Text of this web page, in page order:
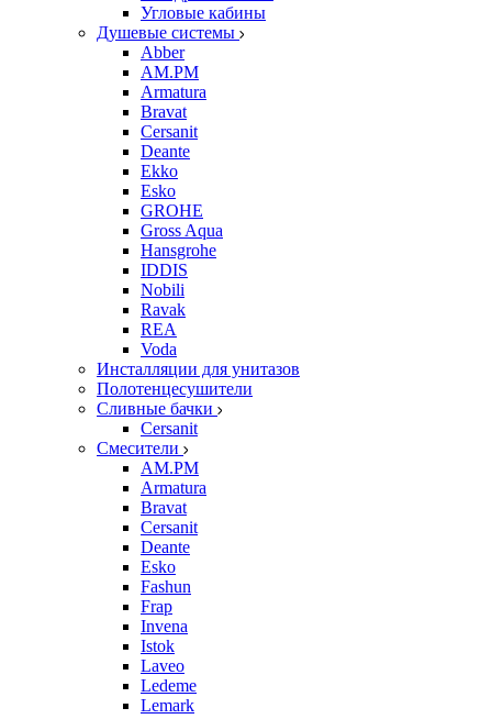
Угловые кабины
Душевые системы
Abber
AM.PM
Armatura
Bravat
Cersanit
Deante
Ekko
Esko
GROHE
Gross Aqua
Hansgrohe
IDDIS
Nobili
Ravak
REA
Voda
Инсталляции для унитазов
Полотенцесушители
Сливные бачки
Cersanit
Смесители
AM.PM
Armatura
Bravat
Cersanit
Deante
Esko
Fashun
Frap
Invena
Istok
Laveo
Ledeme
Lemark